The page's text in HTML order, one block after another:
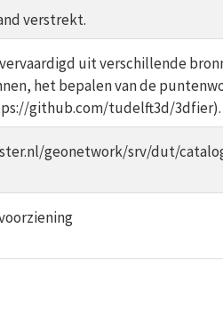
verstrekt.
uit verschillende
het bepalen van de
github.com/tudelft3d/3dfier).
geonetwork/srv/dut/